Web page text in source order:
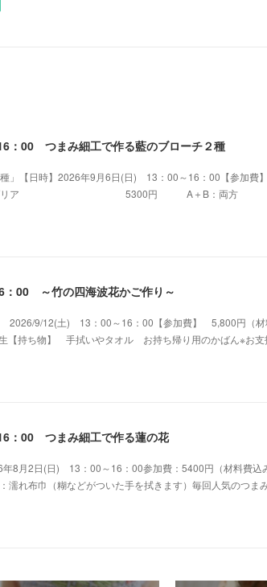
：00 つまみ細工で作る藍のブローチ２種
種」【日時】2026年9月6日(日) 13：00～16：00【参加費
B：ダリア 5300円 A＋
：00 ～竹の四海波花かご作り～
2026/9/12(土) 13：00～16：00【参加費】 5,800円（
【持ち物】 手拭いやタオル お持ち帰り用のかばん※お支
：00 つまみ細工で作る蓮の花
年8月2日(日) 13：00～16：00参加費：5400円（材料費
濡れ布巾（糊などがついた手を拭きます）毎回人気のつま